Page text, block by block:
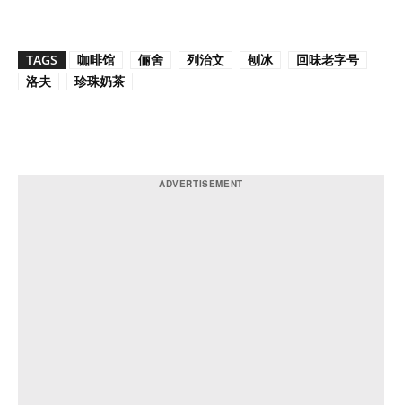
TAGS 咖啡馆 俪舍 列治文 刨冰
回味老字号
洛夫
珍珠奶茶